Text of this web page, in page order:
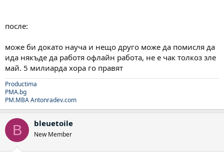
после:
може би докато науча и нещо друго може да помисля да
ида някъде да работя офлайн работа, не е чак толкоз зле
май. 5 милиарда хора го правят
Productima
PMA.bg
PM.MBAAntonradev.com
B bleuetoile
New Member